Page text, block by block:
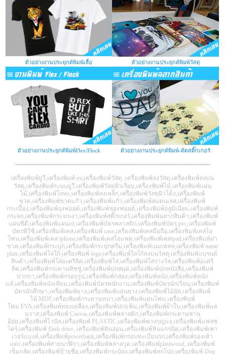
ตัวอย่างงานประยุกต์พิมพ์เสื้อ ตัวอย่างงานประยุกต์พิมพ์วัสดุ
ตัวอย่างงานประยุกต์พิมพ์Flex/Flock ตัวอย่างงานประยุกต์พิมพ์-ตัดสติ๊กเกอร์
-------------------------------------------------------------------------------------------------
เครื่องพิมพ์ยูวี เครื่องพิมพ์ uv, เครื่องพิมพ์วัสดุ เครื่องพิมพ์ลงวัสดุ เครื่องพิมพ์ลงบน
วัสดุ เครื่องพิมพ์ระบบยูวี เครื่องพิมพ์วัสดุผิวเรียบ เครื่องพิมพ์ไม้ เครื่องพิมพ์แผ่น
ไม้ เครื่องพิมพ์โลหะ เครื่องพิมพ์ลงเหล็ก เครื่องพิมพ์วัสดุผิวโค้ง เครื่องพิมพ์
ขวด เครื่องพิมพ์ขวดแก้ว เครื่องพิมพ์แก้ว เครื่องพิมพ์สแตนเลส เครื่องพิมพ์
กระเบื้อง เครื่องพิมพ์ถุงฟอยด์ เครื่องพิมพ์ซองฟอยด์ เครื่องพิมพ์อลูมิเนียม เครื่องพิมพ์
กระจก เครื่องพิมพ์กระจกเงา เครื่องพิมพ์สติ๊กเกอร์, เครื่องพิมพ์ฉลากสินค้า เครื่องพิมพ์
แผ่นซีดี เครื่องพิมพ์แผ่นcd, เครื่องพิมพ์บัตรพลาสติก เครื่องพิมพ์บัตร pvc, เครื่องพิมพ์
บัตรพีวีซี เครื่องพิมพ์เคส เครื่องพิมพ์case, เครื่องพิมพ์เคสมือถือ เครื่องพิมพ์เคสไอ
โฟน, เครื่องพิมพ์เคส iphone, เครื่องพิมพ์เคสไอแพด เครื่องพิมพ์เคสipad, เครื่องพิมพ์ฝา
ขวด เครื่องพิมพ์กระปุก เครื่องพิมพ์กระปุกครีม เครื่องพิมพ์เนมเพลท เครื่องพิมพ์ name
plate, เครื่องพิมพ์โลโก้ เครื่องพิมพ์ logo, เครื่องพิมพ์โลโก้ลงบนวัสดุ เครื่องพิมพ์แบรนด์
สินค้า เครื่องพิมพ์โล่อะคริลิค เครื่องพิมพ์โล่ เครื่องพิมพ์โล่รางวัล เครื่องพิมพ์อะคริ
ลิค เครื่องพิมพ์กระดาษทิชชู่, เครื่องพิมพ์ปกสมุด เครื่องพิมพ์ปกหนังสือ เครื่องพิมพ์
ปากกา เครื่องพิมพ์กรอบรูป เครื่องพิมพ์กล่อง เครื่องพิมพ์หนัง เครื่องพิมพ์หนัง
แท้ เครื่องพิมพ์หนังเทียม เครื่องพิมพ์บัตรพนักงาน เครื่องพิมพ์บัตรนักเรียน เครื่องพิมพ์
บัตรนักศึกษา เครื่องพิมพ์ยาง เครื่องพิมพ์แผ่นยาง เครื่องพิมพ์ไม้อัด เครื่องพิมพ์
ไม้ MDF, เครื่องพิมพ์กระดาษหนา เครื่องพิมพ์แผ่นโฟม เครื่องพิมพ์
โฟม EVA, เครื่องพิมพ์ทองเหลือง เครื่องพิมพ์ปกแฟ้ม เครื่องพิมพ์ผ้าใบ เครื่องพิมพ์แค
นวาส, เครื่องพิมพ์ Canvas, เครื่องพิมพ์พลาสติก เครื่องพิมพ์กระดาษชาน
อ้อย เครื่องพิมพ์ไวนิล เครื่องพิมพ์ PLASTIC, เครื่องพิมพ์พวงกุญแจ เครื่องพิมพ์แฟลช
ไดร์, เครื่องพิมพ์ flash drive, เครื่องพิมพ์หินอ่อน, เครื่องพิมพ์หินแกรนิต เครื่องพิมพ์เพา
เวอร์แบงค์ เครื่องพิมพ์powerbank, เครื่องพิมพ์กรอบทะเบียนรถ เครื่องพิมพ์รองเท้า
แตะ เครื่องพิมพ์สายนาฬิกา เครื่องพิมพ์พลาสวูด เครื่องพิมพ์plastwood, เครื่องพิมพ์
เข็มกลัด เครื่องพิมพ์ป้ายชื่อ เครื่องพิมพ์กระป๋อง เครื่องพิมพ์ลูกโป่ง เครื่องพิมพ์ Dog